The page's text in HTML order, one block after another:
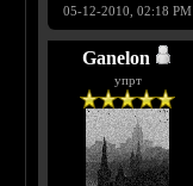
05-12-2010, 02:18 PM
Ganelon
упрт